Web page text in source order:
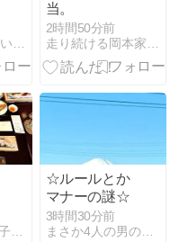
当。
2時間50分前
☆ルールとか
マナーの謎☆
3時間30分前
まさか4人の男の子のお母さんになるなんて。